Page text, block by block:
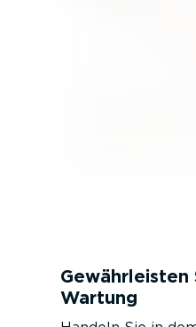
Gewähr­leisten
Wartung